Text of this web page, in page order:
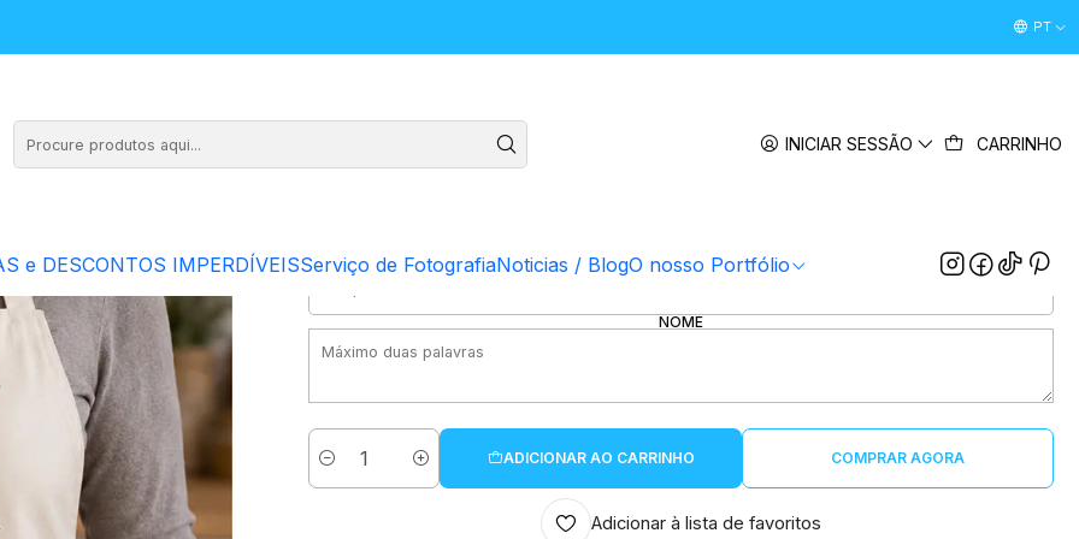
INICIAR SESSÃO CARRINHO
e DESCONTOS IMPERDÍVEISServiço de FotografiaNoticias / BlogO nosso Portfólio
Desconto Boas Vindas 5% " boasvindas26 " (PrimeiraPT
"Feliz Natal"
Avental para Avós c/ fotografia "Feliz Natal"
DATA "OPCIONAL"
NOME
Quantidade
ADICIONAR AO CARRINHO COMPRAR AGORA
Adicionar à lista de favoritos